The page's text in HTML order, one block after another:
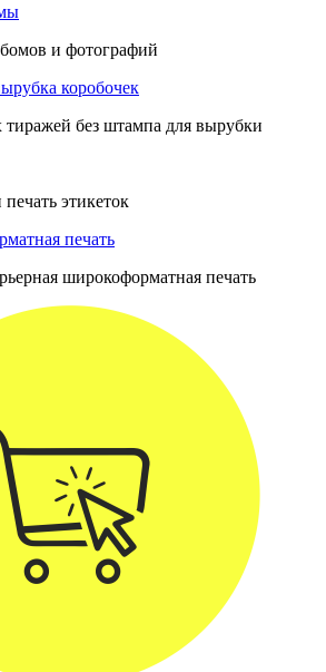
и фотографий
коробочек
без штампа для вырубки
этикеток
печать
широкоформатная печать